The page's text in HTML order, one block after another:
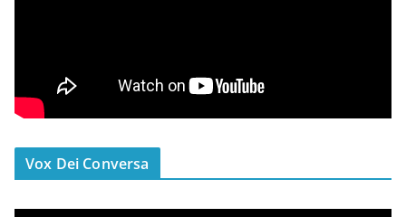
Vox Dei Conversa